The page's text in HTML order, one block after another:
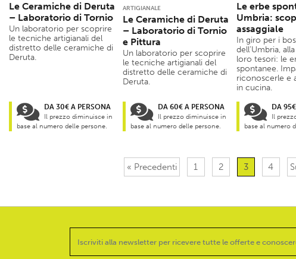
Le Ceramiche di Deruta
– Laboratorio di Tornio
Un laboratorio per scoprire
le tecniche artigianali del
distretto delle ceramiche di
Deruta.
DA 30€ A PERSONA
Il prezzo diminuisce in
base al numero delle persone.
ARTIGIANALE
Le Ceramiche di Deruta
– Laboratorio di Tornio
e Pittura
Un laboratorio per scoprire
le tecniche artigianali del
distretto delle ceramiche di
Deruta.
DA 60€ A PERSONA
Il prezzo diminuisce in
base al numero delle persone.
Le erbe
Umbria:
assaggiale
In giro per i
dell’Umbria,
loro tesori: le
spontanee.
riconoscerle e
in cucina.
DA
Il
base al numero
« Precedenti 1 2 3 4